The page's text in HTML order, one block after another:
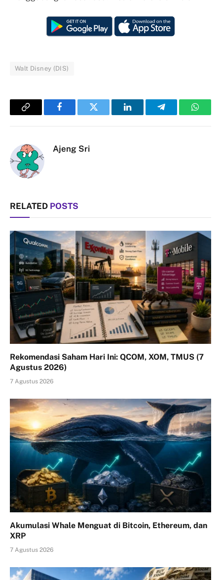
Walt Disney (DIS)
Copy
FacebookTwitter LinkedInTelegram
Ajeng Sri
RELATED POSTS
Rekomendasi Saham Hari Ini: QCOM, XOM, TMUS (7
Agustus 2026)
7 Agustus 2026
Akumulasi Whale Menguat di Bitcoin, Ethereum, dan
XRP
7 Agustus 2026